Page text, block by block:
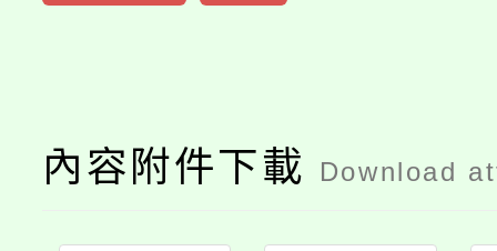
內容附件下載 Download